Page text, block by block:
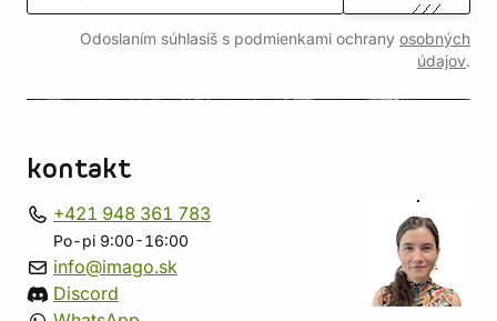
Odoslaním súhlasíš s podmienkami ochrany osobných
údajov.
kontakt
+421 948 361 783
Po-pi 9:00-16:00
info@imago.sk
Discord